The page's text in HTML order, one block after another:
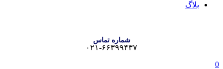
بلاگ
شماره تماس
۰۲۱-۶۶۳۹۹۴۳۷
0